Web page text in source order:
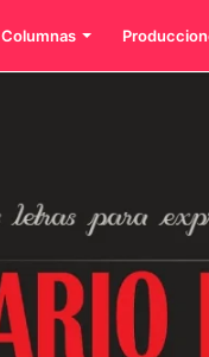
Columnas